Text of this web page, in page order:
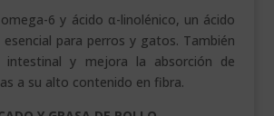
6 y ácido α-linolénico, un ácido
para perros y gatos. También
intestinal y mejora la absorción de
a su alto contenido en fibra.